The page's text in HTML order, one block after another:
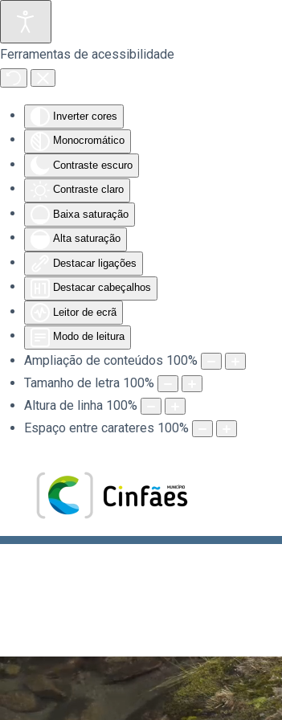
Ferramentas de acessibilidade
Inverter cores
Monocromático
Contraste escuro
Contraste claro
Baixa saturação
Alta saturação
Destacar ligações
Destacar cabeçalhos
Leitor de ecrã
Modo de leitura
Ampliação de conteúdos 100%
Tamanho de letra 100%
Altura de linha 100%
Espaço entre carateres 100%
Saltar para o conteúdo principal
.